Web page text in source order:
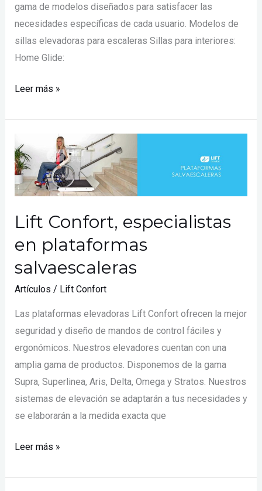
gama de modelos diseñados para satisfacer las
necesidades específicas de cada usuario. Modelos de
sillas elevadoras para escaleras Sillas para interiores:
Home Glide:
Leer más »
Lift Confort, especialistas
en plataformas
salvaescaleras
Artículos / Lift Confort
Las plataformas elevadoras Lift Confort ofrecen la mejor
seguridad y diseño de mandos de control fáciles y
ergonómicos. Nuestros elevadores cuentan con una
amplia gama de productos. Disponemos de la gama
Supra, Superlinea, Aris, Delta, Omega y Stratos. Nuestros
sistemas de elevación se adaptarán a tus necesidades y
se elaborarán a la medida exacta que
Lift
Confort,
especialistas
en
salvaescaleras
Leer más »